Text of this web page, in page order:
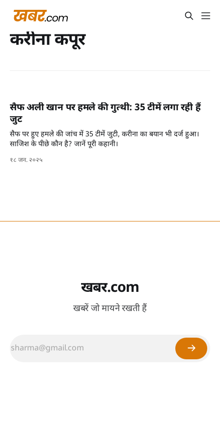
करीना कपूर
सैफ अली खान पर हमले की गुत्थी: 35 टीमें लगा रही हैं
जुट
सैफ पर हुए हमले की जांच में 35 टीमें जुटी, करीना का बयान भी दर्ज हुआ।
साजिश के पीछे कौन है? जानें पूरी कहानी।
१८ जन. २०२५
खबर.com
खबरें जो मायने रखती हैं